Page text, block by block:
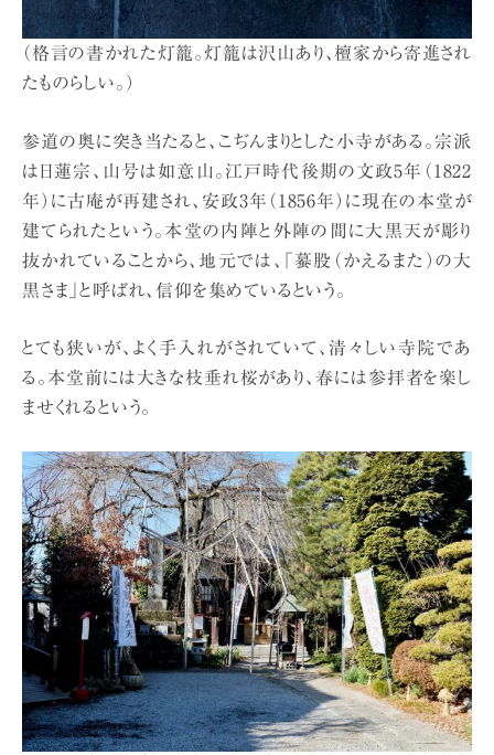
（格言の書かれた灯籠。灯籠は沢山あり、檀家から寄進され
たものらしい。）
参道の奥に突き当たると、こぢんまりとした小寺がある。宗派
は日蓮宗、山号は如意山。江戸時代後期の文政5年（1822
年）に古庵が再建され、安政3年（1856年）に現在の本堂が
建てられたという。本堂の内陣と外陣の間に大黒天が彫り
抜かれていることから、地元では、「蟇股（かえるまた）の大
黒さま」と呼ばれ、信仰を集めているという。
とても狭いが、よく手入れがされていて、清々しい寺院であ
る。本堂前には大きな枝垂れ桜があり、春には参拝者を楽し
ませくれるという。